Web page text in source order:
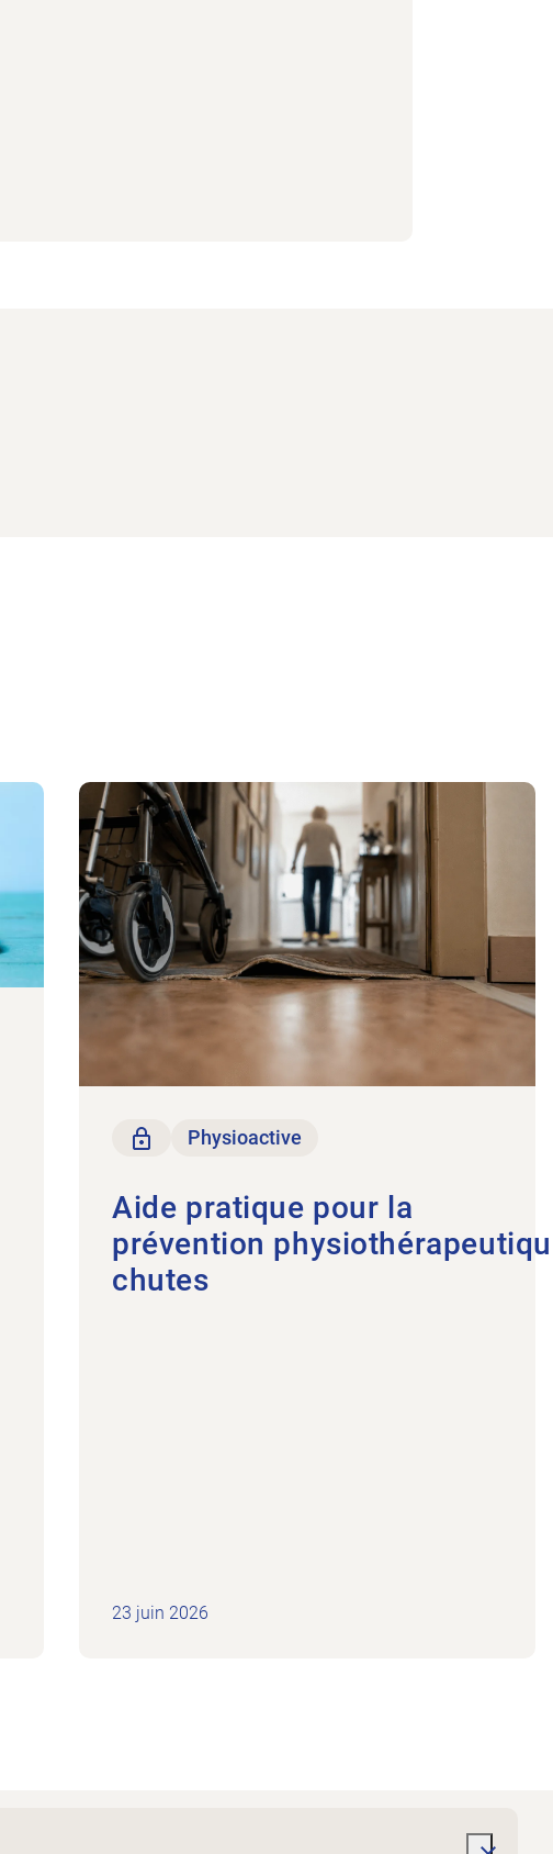
Seulement pour les membres
Physioactive
Aide pratique pour la
prévention
chutes
23 juin 2026
Vers l'article Aide pratique pour la prévention